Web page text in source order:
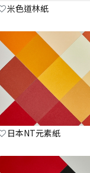
米色道林紙
日本NT元素紙